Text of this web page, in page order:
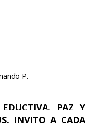
P.
PAZ Y
INVITO A CADA